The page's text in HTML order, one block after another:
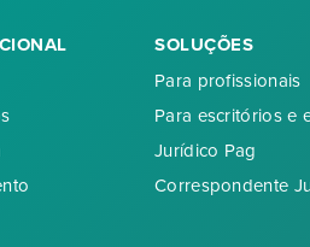
SOLUÇÕES
Para profissionais
Para escritórios e
Jurídico Pag
Correspondente